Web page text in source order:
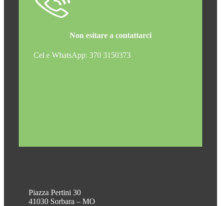
Non esitare a contattarci
Cel e WhatsApp: 370 3150373
Piazza Pertini 30
41030 Sorbara – MO